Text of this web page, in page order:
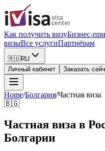
Как получить визуБизнес-
визыВсе услугиПартнёрам
🇷🇺RU
Личный кабинет
Заказать
Home/Болгария/Частная виза
🇧🇬
Частная виза в
Болгарии